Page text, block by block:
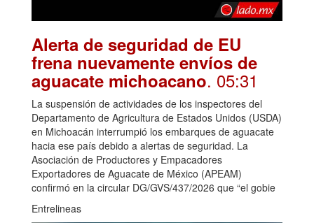
Alerta de seguridad de EU
frena nuevamente envíos de
aguacate michoacano. 05:31
La suspensión de actividades de los inspectores del
Departamento de Agricultura de Estados Unidos (USDA)
en Michoacán interrumpió los embarques de aguacate
hacia ese país debido a alertas de seguridad. La
Asociación de Productores y Empacadores
Exportadores de Aguacate de México (APEAM)
confirmó en la circular DG/GVS/437/2026 que “el gobie
Entrelineas